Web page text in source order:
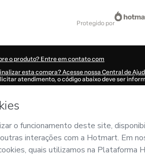
protegido por
o produto? Entre em contato com
esta compra? Acesse nossa Central de
atendimento, o código abaixo deve ser
foram preenchidas automaticamente?
- NUTRICAO E GASTRONOMIAe não possui
ou autorizado e acompanhado por um
sua compraaqui.